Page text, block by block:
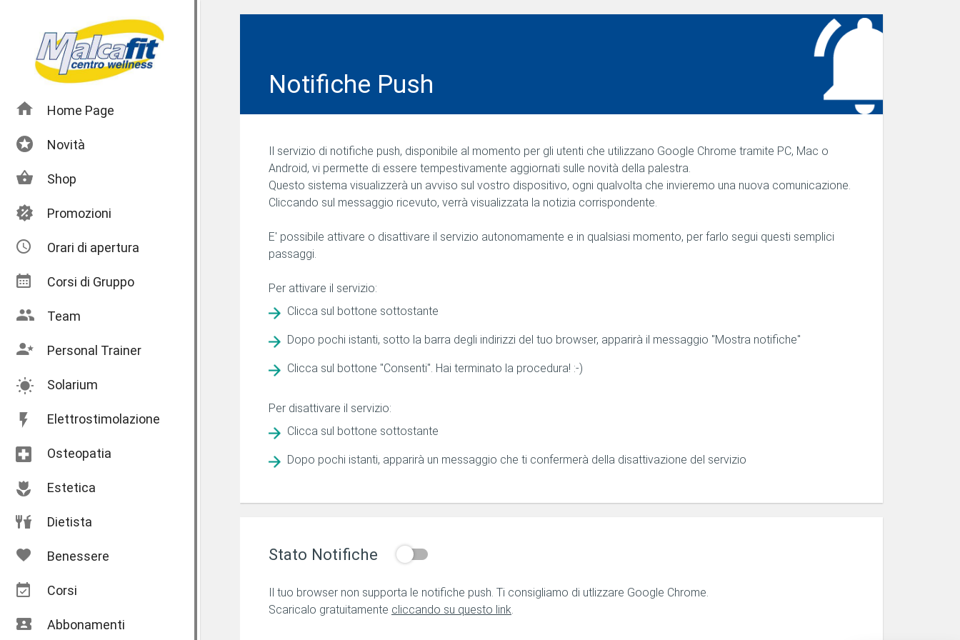
Home Page
Novità
Shop
Promozioni
Orari di apertura
Corsi di Gruppo
Team
Personal Trainer
Solarium
Elettrostimolazione
Osteopatia
Estetica
Dietista
Benessere
Corsi
Abbonamenti
Notifiche Push
Il servizio di notifiche push, disponibile al momento per gli utenti che utilizzano Google Chrome tramite PC, Mac o
Android, vi permette di essere tempestivamente aggiornati sulle novità della palestra.
Questo sistema visualizzerà un avviso sul vostro dispositivo, ogni qualvolta che invieremo una nuova comunicazione.
Cliccando sul messaggio ricevuto, verrà visualizzata la notizia corrispondente.
E' possibile attivare o disattivare il servizio autonomamente e in qualsiasi momento, per farlo segui questi semplici
passaggi.
Per attivare il servizio:
Clicca sul bottone sottostante
Dopo pochi istanti, sotto la barra degli indirizzi del tuo browser, apparirà il messaggio "Mostra notifiche"
Clicca sul bottone "Consenti". Hai terminato la procedura! :-)
Per disattivare il servizio:
Clicca sul bottone sottostante
Dopo pochi istanti, apparirà un messaggio che ti confermerà della disattivazione del servizio
Stato Notifiche
Il tuo browser non supporta le notifiche push. Ti consigliamo di utlizzare Google Chrome.
Scaricalo gratuitamente cliccando su questo link.